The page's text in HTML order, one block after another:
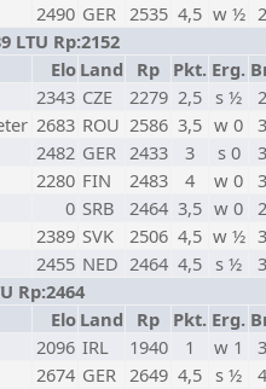
2490 GER 2535 4,5 w ½
LTU Rp:2152
Elo Land Rp Pkt. Erg.
2343 CZE 2279 2,5 s ½
2683 ROU 2586 3,5 w 0
2482 GER 2433 3 s 0
2280 FIN 2483 4 w 0
0 SRB 2464 3,5 w 0
2389 SVK 2506 4,5 w ½
2455 NED 2464 4,5 s ½
Rp:2464
Elo Land Rp Pkt. Erg.
2096 IRL 1940 1 w 1
2674 GER 2649 4,5 s ½